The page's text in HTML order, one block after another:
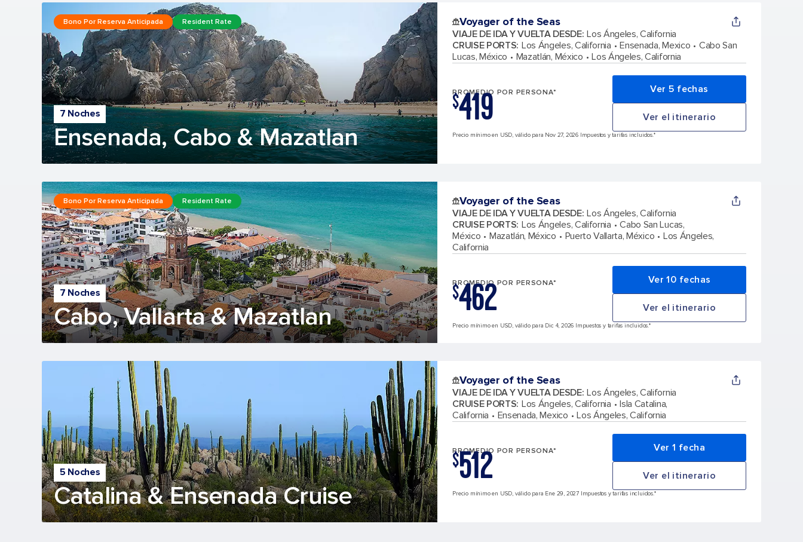
7 Noches
Ensenada, Cabo & Mazatlan
Bono Por Reserva Anticipada Resident Rate Voyager of the Seas
VIAJE DE IDA Y VUELTA DESDE: Los Ángeles, California
CRUISE PORTS: Los Ángeles, California Ensenada, Mexico
Cabo San
Lucas, México
Mazatlán, México Los Ángeles, California
PROMEDIO POR PERSONA*
$419 Ver 5 fechas
Ver el itinerario
Precio mínimo en USD, válido para Nov 27, 2026 Impuestos y tarifas incluidos.*
7 Noches
Cabo, Vallarta & Mazatlan
Bono Por Reserva Anticipada Resident Rate Voyager of the Seas
VIAJE DE IDA Y VUELTA DESDE: Los Ángeles, California
CRUISE PORTS: Los Ángeles, California
Cabo San Lucas,
México
Mazatlán, México Puerto Vallarta, México
Los Ángeles,
California
PROMEDIO POR PERSONA*
$462 Ver 10 fechas
Ver el itinerario
Precio mínimo en USD, válido para Dic 4, 2026 Impuestos y tarifas incluidos.*
5 Noches
Catalina & Ensenada Cruise
Voyager of the Seas
VIAJE DE IDA Y VUELTA DESDE: Los Ángeles, California
CRUISE PORTS: Los Ángeles, California
Isla Catalina,
California
Ensenada, Mexico Los Ángeles, California
PROMEDIO POR PERSONA*
$512 Ver 1 fecha
Ver el itinerario
Precio mínimo en USD, válido para Ene 29, 2027 Impuestos y tarifas incluidos.*